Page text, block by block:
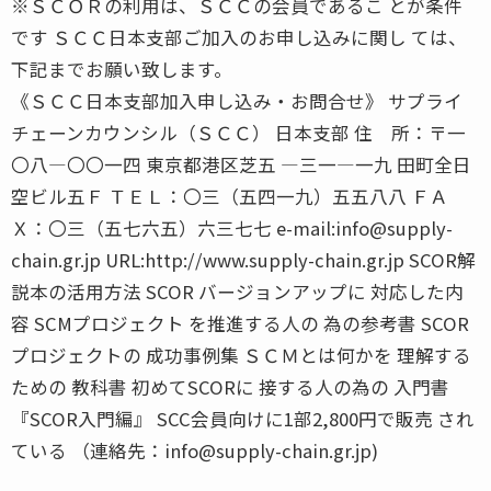
です ＳＣＣ日本支部ご加入のお申し込みに関し ては、
下記までお願い致します。
《ＳＣＣ日本支部加入申し込み・お問合せ》 サプライ
チェーンカウンシル（ＳＣＣ） 日本支部 住 所：〒一
〇八―〇〇一四 東京都港区芝五 ―三一―一九 田町全日
空ビル五Ｆ ＴＥＬ：〇三（五四一九）五五八八 ＦＡ
Ｘ：〇三（五七六五）六三七七 e-mail:info@supply-
chain.gr.jp URL:http://www.supply-chain.gr.jp SCOR解
説本の活用方法 SCOR バージョンアップに 対応した内
容 SCMプロジェクト を推進する人の 為の参考書 SCOR
プロジェクトの 成功事例集 ＳＣＭとは何かを 理解する
ための 教科書 初めてSCORに 接する人の為の 入門書
『SCOR入門編』 SCC会員向けに1部2,800円で販売 され
ている （連絡先：info@supply-chain.gr.jp)